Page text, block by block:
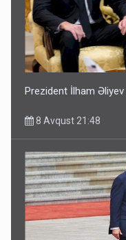
Prezident İlham Əliyev
8 Avqust 21:48